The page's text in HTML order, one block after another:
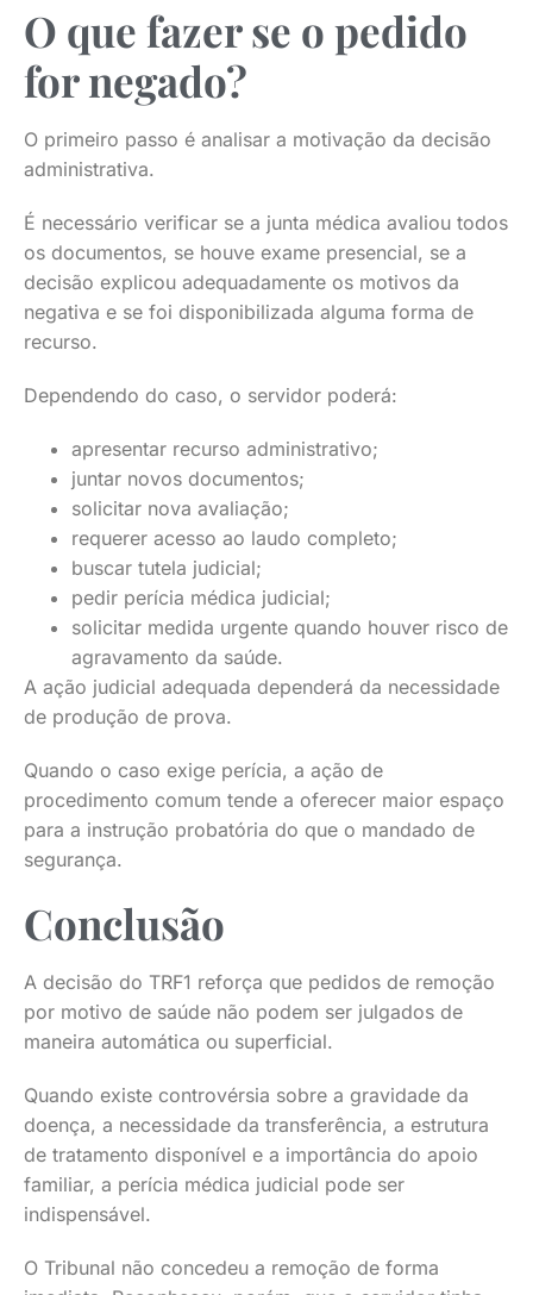
O que fazer se o pedido
for negado?
O primeiro passo é analisar a motivação da decisão
administrativa.
É necessário verificar se a junta médica avaliou todos
os documentos, se houve exame presencial, se a
decisão explicou adequadamente os motivos da
negativa e se foi disponibilizada alguma forma de
recurso.
Dependendo do caso, o servidor poderá:
apresentar recurso administrativo;
juntar novos documentos;
solicitar nova avaliação;
requerer acesso ao laudo completo;
buscar tutela judicial;
pedir perícia médica judicial;
solicitar medida urgente quando houver risco de
agravamento da saúde.
A ação judicial adequada dependerá da necessidade
de produção de prova.
Quando o caso exige perícia, a ação de
procedimento comum tende a oferecer maior espaço
para a instrução probatória do que o mandado de
segurança.
Conclusão
A decisão do TRF1 reforça que pedidos de remoção
por motivo de saúde não podem ser julgados de
maneira automática ou superficial.
Quando existe controvérsia sobre a gravidade da
doença, a necessidade da transferência, a estrutura
de tratamento disponível e a importância do apoio
familiar, a perícia médica judicial pode ser
indispensável.
O Tribunal não concedeu a remoção de forma